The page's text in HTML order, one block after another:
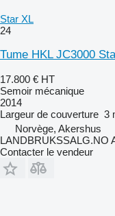
Star XL
24
Tume HKL JC3000
17.800 € HT
Semoir mécanique
2014
Largeur de couverture 3
Norvège, Akershus
LANDBRUKSSALG.NO
Contacter le vendeur